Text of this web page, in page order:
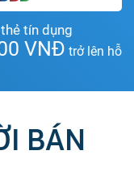
tín dụng
VNĐ trở lên hỗ
BÁN